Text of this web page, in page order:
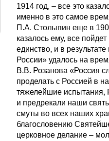
1914 год, – все это
именно в это самое
П.А. Столыпин еще в
казалось ему, все
единство, и в
России» удалось на
В.В. Розанова «Россия
проделать с Россией в
тяжелейшие испытания,
и предрекали наши
смуты во всех наших
благословению
церковное делание –